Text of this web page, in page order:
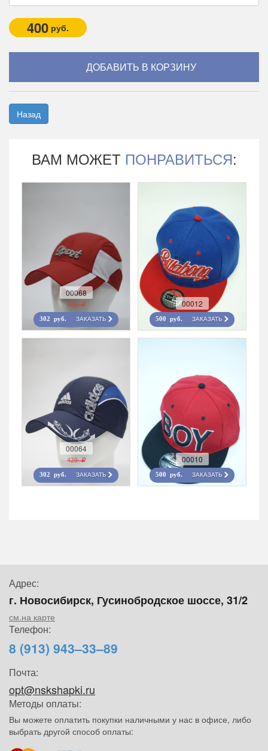
400 руб.
Назад
ВАМ МОЖЕТ ПОНРАВИТЬСЯ:
00068
420 r
302 руб. ЗАКАЗАТЬ
00012
500 руб. ЗАКАЗАТЬ
00064
420 r
302 руб. ЗАКАЗАТЬ
00010
500 руб. ЗАКАЗАТЬ
Адрес:
г. Новосибирск, Гусинобродское шоссе, 31/2
см.на карте
Телефон:
8 (913) 943–33–89
Почта:
opt@nskshapki.ru
Методы оплаты:
Вы можете оплатить покупки наличными у нас в офисе, либо
выбрать другой способ оплаты: